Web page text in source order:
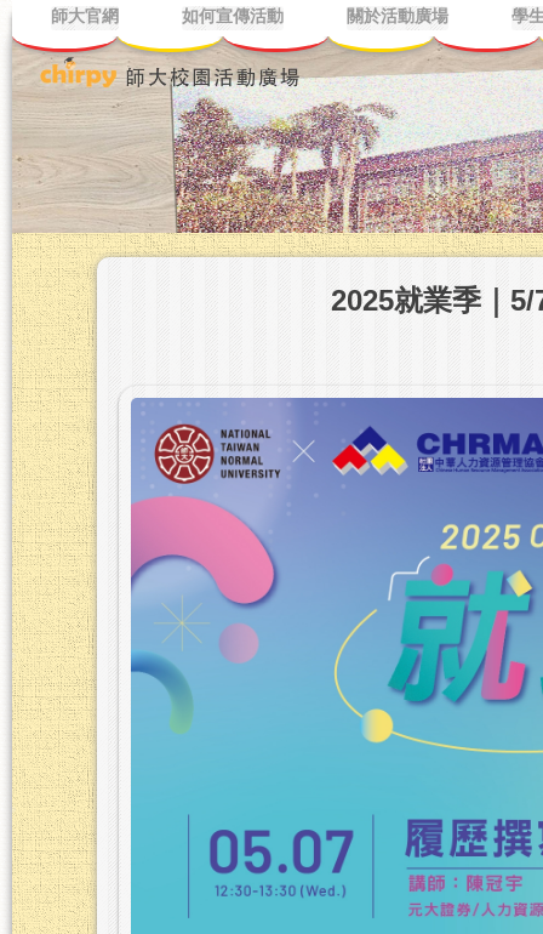
師大官網 如何宣傳活動 關於活動廣場 學
2025就業季｜